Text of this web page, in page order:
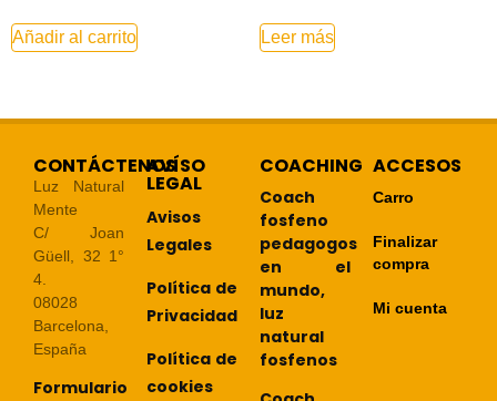
Añadir al carrito Leer más
CONTÁCTENOS
Luz Natural
Mente
C/ Joan
Güell, 32 1°
4.
08028
Barcelona,
España
Formulario
AVÍSO
LEGAL
Avisos
Legales
Política de
Privacidad
Política de
cookies
COACHING
Coach
fosfeno
pedagogos
en el
mundo,
luz
natural
fosfenos
ACCESOS
Carro
Finalizar
compra
Mi cuenta